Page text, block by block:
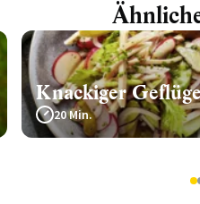
Knackiger
20 Min.
1